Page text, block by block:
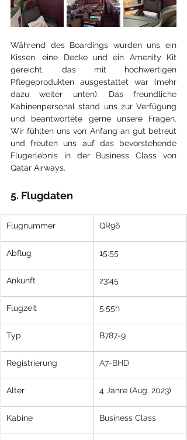
Während des Boardings wurden uns ein
Kissen, eine Decke und ein Amenity Kit
gereicht, das mit hochwertigen
Pflegeprodukten ausgestattet war (mehr
dazu weiter unten). Das freundliche
Kabinenpersonal stand uns zur Verfügung
und beantwortete gerne unsere Fragen.
Wir fühlten uns von Anfang an gut betreut
und freuten uns auf das bevorstehende
Flugerlebnis in der Business Class von
Qatar Airways.
5. Flugdaten
​Flugnummer ​QR96
Abflug 15:55
Ankunft 23:45
Flugzeit 5:55h
Typ B787-9
Registrierung A7-BHD
Alter 4 Jahre (Aug. 2023)
Kabine Business Class